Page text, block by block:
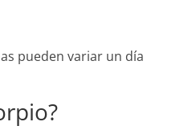
pueden variar un día